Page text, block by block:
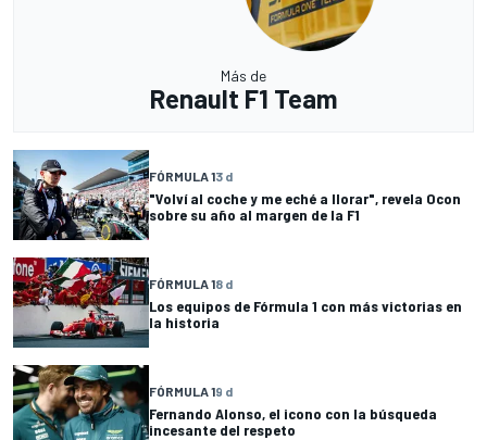
Más de
Renault F1 Team
FÓRMULA 13 d
"Volví al coche y me eché a llorar", revela Ocon
sobre su año al margen de la F1
FÓRMULA 18 d
Los equipos de Fórmula 1 con más victorias en
la historia
FÓRMULA 19 d
Fernando Alonso, el icono con la búsqueda
incesante del respeto